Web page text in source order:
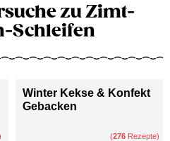
zu Zimt-
Schleifen
Winter Kekse & Konfekt
Gebacken
(276 Rezepte)